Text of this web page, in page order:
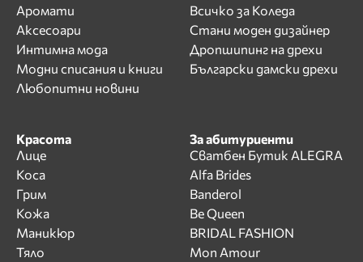
Аромати
Аксесоари
Интимна мода
Модни списания и книги
Любопитни новини
Всичко за Коледа
Стани моден дизайнер
Дропшипинг на дрехи
Български дамски дрехи
Красота
Лице
Коса
Грим
Кожа
Маникюр
Тяло
За абитуриенти
Сватбен Бутик ALEGRA
Alfa Brides
Banderol
Be Queen
BRIDAL FASHION
Mon Amour